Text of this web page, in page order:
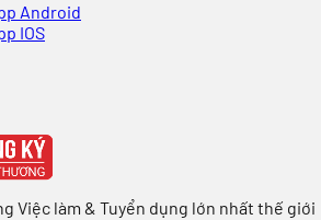
Android
IOS
Việc làm & Tuyển dụng lớn nhất thế giới